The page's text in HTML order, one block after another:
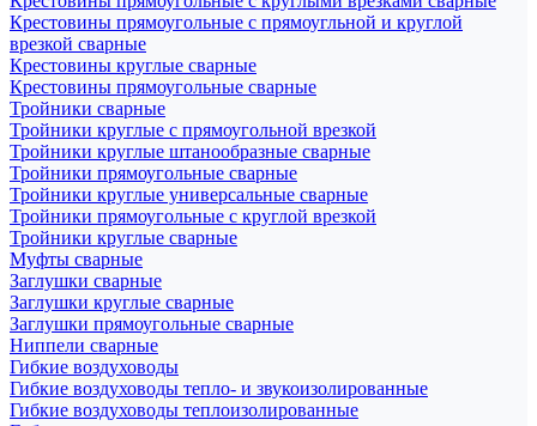
Крестовины прямоугольные с прямоугльной и круглой
врезкой сварные
Крестовины круглые сварные
Крестовины прямоугольные сварные
Тройники сварные
Тройники круглые с прямоугольной врезкой
Тройники круглые штанообразные сварные
Тройники прямоугольные сварные
Тройники круглые универсальные сварные
Тройники прямоугольные с круглой врезкой
Тройники круглые сварные
Муфты сварные
Заглушки сварные
Заглушки круглые сварные
Заглушки прямоугольные сварные
Ниппели сварные
Гибкие воздуховоды
Гибкие воздуховоды тепло- и звукоизолированные
Гибкие воздуховоды теплоизолированные